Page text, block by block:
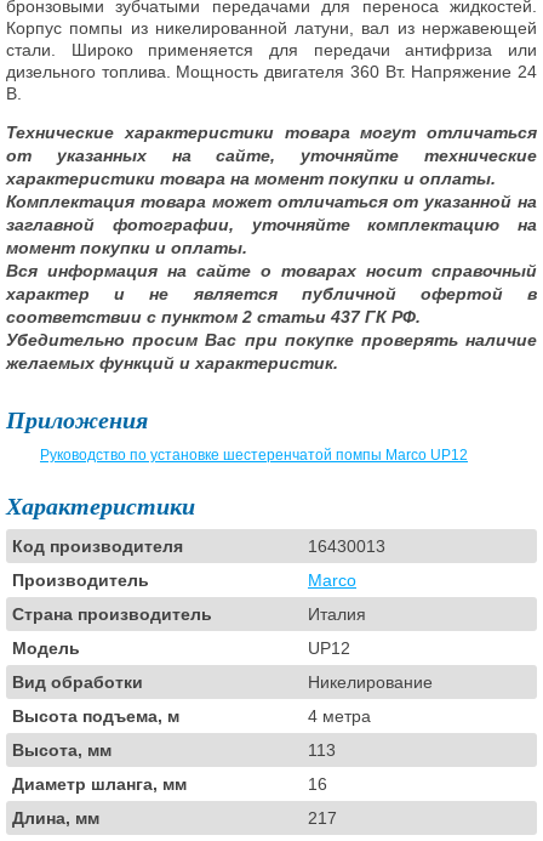
бронзовыми зубчатыми передачами для переноса жидкостей.
Корпус помпы из никелированной латуни, вал из нержавеющей
стали. Широко применяется для передачи антифриза или
дизельного топлива. Мощность двигателя 360 Вт. Напряжение 24
В.
Технические характеристики товара могут отличаться
от указанных на сайте, уточняйте технические
характеристики товара на момент покупки и оплаты.
Комплектация товара может отличаться от указанной на
заглавной фотографии, уточняйте комплектацию на
момент покупки и оплаты.
Вся информация на сайте о товарах носит справочный
характер и не является публичной офертой в
соответствии с пунктом 2 статьи 437 ГК РФ.
Убедительно просим Вас при покупке проверять наличие
желаемых функций и характеристик.
Приложения
Руководство по установке шестеренчатой помпы Marco UP12
Характеристики
Код производителя
16430013
Производитель
Marco
Страна производитель
Италия
Модель
UP12
Вид обработки
Никелирование
Высота подъема, м
4 метра
Высота, мм
113
Диаметр шланга, мм
16
Длина, мм
217